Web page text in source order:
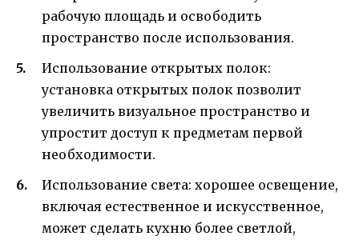
рабочую площадь и освободить
пространство после использования.
Использование открытых полок:
установка открытых полок позволит
увеличить визуальное пространство и
упростит доступ к предметам первой
необходимости.
Использование света: хорошее освещение,
включая естественное и искусственное,
может сделать кухню более светлой,